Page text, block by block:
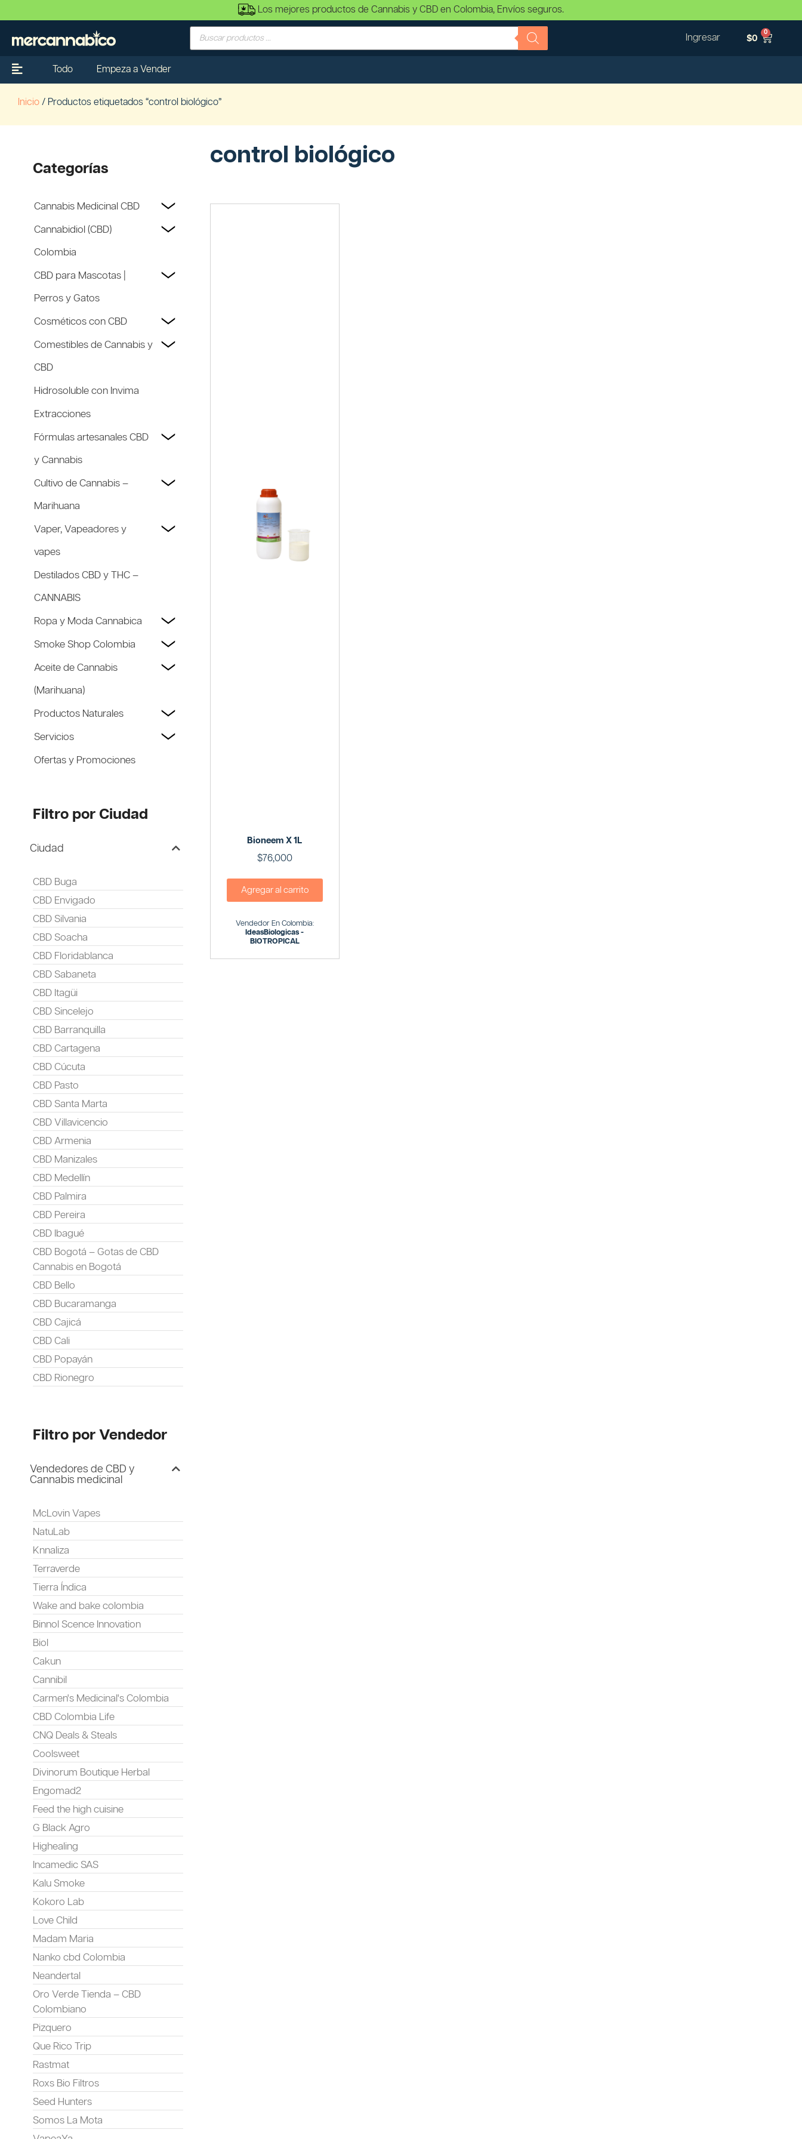
Los mejores productos de Cannabis y CBD en Colombia, Envíos seguros.
Ingresar $0
0
Todo Empeza a Vender
Inicio / Productos etiquetados “control biológico”
Categorías
Cannabis Medicinal CBD
Cannabidiol (CBD)
Colombia
CBD para Mascotas |
Perros y Gatos
Cosméticos con CBD
Comestibles de Cannabis y
CBD
Hidrosoluble con Invima
Extracciones
Fórmulas artesanales CBD
y Cannabis
Cultivo de Cannabis –
Marihuana
Vaper, Vapeadores y
vapes
Destilados CBD y THC –
CANNABIS
Ropa y Moda Cannabica
Smoke Shop Colombia
Aceite de Cannabis
(Marihuana)
Productos Naturales
Servicios
Ofertas y Promociones
Filtro por Ciudad
Ciudad
CBD Buga
CBD Envigado
CBD Silvania
CBD Soacha
CBD Floridablanca
CBD Sabaneta
CBD Itagüi
CBD Sincelejo
CBD Barranquilla
CBD Cartagena
CBD Cúcuta
CBD Pasto
CBD Santa Marta
CBD Villavicencio
CBD Armenia
CBD Manizales
CBD Medellín
CBD Palmira
CBD Pereira
CBD Ibagué
CBD Bogotá – Gotas de CBD
Cannabis en Bogotá
CBD Bello
CBD Bucaramanga
CBD Cajicá
CBD Cali
CBD Popayán
CBD Rionegro
Filtro por Vendedor
Vendedores de CBD y
Cannabis medicinal
McLovin Vapes
NatuLab
Knnaliza
Terraverde
Tierra Índica
Wake and bake colombia
Binnol Scence Innovation
Biol
Cakun
Cannibil
Carmen's Medicinal's Colombia
CBD Colombia Life
CNQ Deals & Steals
Coolsweet
Divinorum Boutique Herbal
Engomad2
Feed the high cuisine
G Black Agro
Highealing
Incamedic SAS
Kalu Smoke
Kokoro Lab
Love Child
Madam Maria
Nanko cbd Colombia
Neandertal
Oro Verde Tienda – CBD
Colombiano
Pizquero
Que Rico Trip
Rastmat
Roxs Bio Filtros
Seed Hunters
Somos La Mota
control biológico
Bioneem X 1L
$76,000
Agregar al carrito
Vendedor En Colombia:
IdeasBiologicas -
BIOTROPICAL